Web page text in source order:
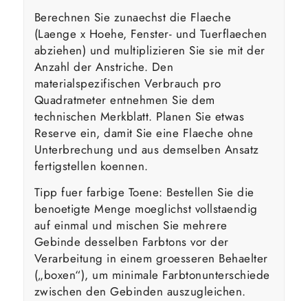
Berechnen Sie zunaechst die Flaeche
(Laenge x Hoehe, Fenster- und Tuerflaechen
abziehen) und multiplizieren Sie sie mit der
Anzahl der Anstriche. Den
materialspezifischen Verbrauch pro
Quadratmeter entnehmen Sie dem
technischen Merkblatt. Planen Sie etwas
Reserve ein, damit Sie eine Flaeche ohne
Unterbrechung und aus demselben Ansatz
fertigstellen koennen.
Tipp fuer farbige Toene: Bestellen Sie die
benoetigte Menge moeglichst vollstaendig
auf einmal und mischen Sie mehrere
Gebinde desselben Farbtons vor der
Verarbeitung in einem groesseren Behaelter
(„boxen“), um minimale Farbtonunterschiede
zwischen den Gebinden auszugleichen.